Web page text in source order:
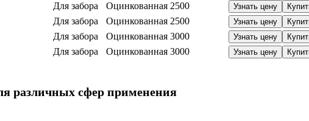
Для забора Оцинкованная 2500 Узнать цену
Для забора Оцинкованная 2500 Узнать цену
Для забора Оцинкованная 3000 Узнать цену
Для забора Оцинкованная 3000 Узнать цену
различных сфер применения